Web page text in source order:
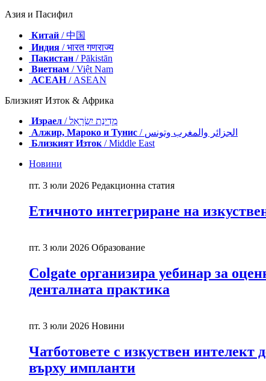
Азия и Пасифил
Китай / 中国
Индия / भारत गणराज्य
Пакистан / Pākistān
Виетнам / Việt Nam
АСЕАН/ ASEAN
Близкият Изток & Африка
Израел
/ מְדִינַת יִשְׂרָאֵל
Алжир, Мароко и Тунис
/ الجزائر والمغرب وتونس
Близкият Изток/ Middle East
Новини
пт. 3 юли 2026 Редакционна статия
Етичното интегриране на
пт. 3 юли 2026 Образование
Colgate организира уебинар за
денталната практика
пт. 3 юли 2026 Новини
Чатботовете с изкуствен интелект
върху импланти